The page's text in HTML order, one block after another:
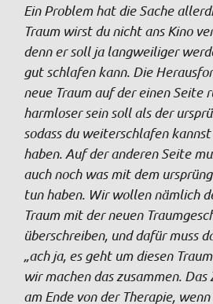
Ein Problem hat die Sache
Traum wirst du nicht ans Kino
denn er soll ja langweiliger
gut schlafen kann. Die
neue Traum auf der einen Seite
harmloser sein soll als der
sodass du weiterschlafen
haben. Auf der anderen Seite
auch noch was mit dem
tun haben. Wir wollen nämlich
Traum mit der neuen
überschreiben, und dafür muss
„ach ja, es geht um diesen
wir machen das zusammen. Das
am Ende von der Therapie,